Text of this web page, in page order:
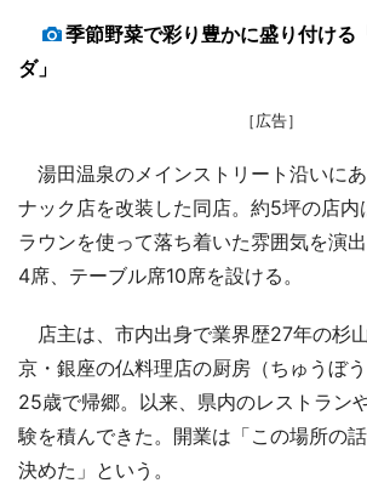
季節野菜で彩り豊かに盛り付ける
ダ」
［広告］
湯田温泉のメインストリート沿いに
ナック店を改装した同店。約5坪の店内
ラウンを使って落ち着いた雰囲気を演
4席、テーブル席10席を設ける。
店主は、市内出身で業界歴27年の杉
京・銀座の仏料理店の厨房（ちゅうぼう
25歳で帰郷。以来、県内のレストラン
験を積んできた。開業は「この場所の
決めた」という。